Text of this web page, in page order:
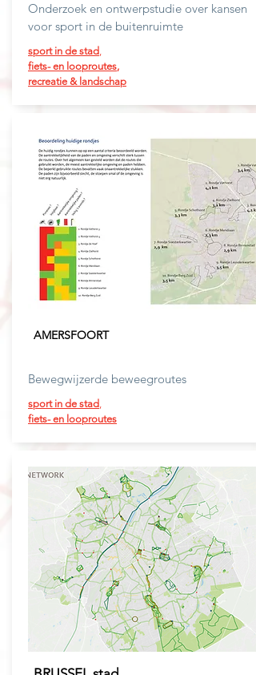
Onderzoek en ontwerpstudie over kansen
voor sport in de buitenruimte
sport in de stad,
fiets-en looproutes,
recreatie & landschap
AMERSFOORT
Bewegwijzerde beweegroutes
sport in de stad,
fiets-en looproutes